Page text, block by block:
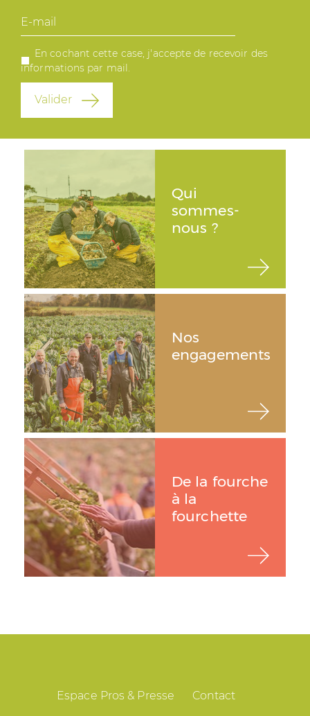
E-
mail
En cochant cette case, j'accepte de recevoir des
informations par mail.
Valider
Qui
sommes-
nous ?
Nos
engagements
De la fourche
à la
fourchette
Espace Pros & Presse Contact